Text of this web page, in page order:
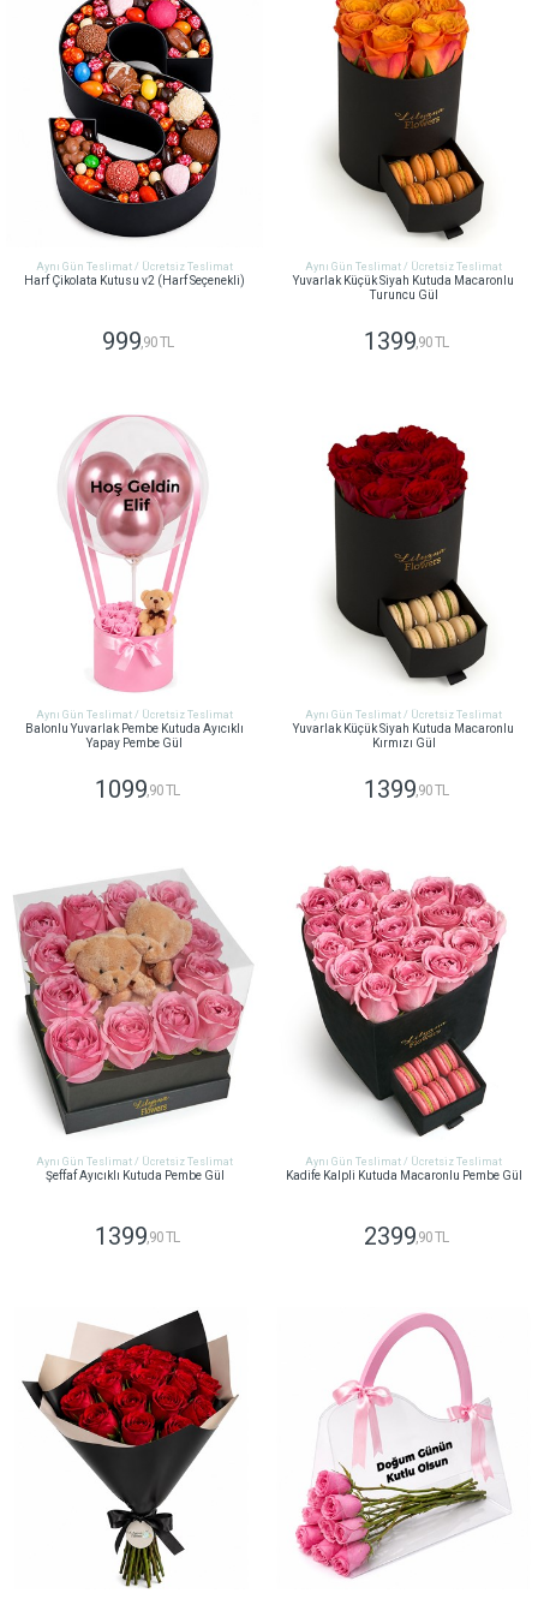
Aynı Gün Teslimat / Ücretsiz Teslimat
Harf Çikolata Kutusu v2 (Harf Seçenekli)
999,90 TL
Aynı Gün Teslimat / Ücretsiz Teslimat
Yuvarlak Küçük Siyah Kutuda Macaronlu
Turuncu Gül
1399,90 TL
Aynı Gün Teslimat / Ücretsiz Teslimat
Balonlu Yuvarlak Pembe Kutuda Ayıcıklı
Yapay Pembe Gül
1099 ,90 TL
Aynı Gün Teslimat / Ücretsiz Teslimat
Yuvarlak Küçük Siyah Kutuda Macaronlu
Kırmızı Gül
1399 ,90 TL
Aynı Gün Teslimat / Ücretsiz Teslimat
Şeffaf Ayıcıklı Kutuda Pembe Gül
1399,90 TL
Aynı Gün Teslimat / Ücretsiz Teslimat
Kadife Kalpli Kutuda Macaronlu Pembe Gül
2399,90 TL